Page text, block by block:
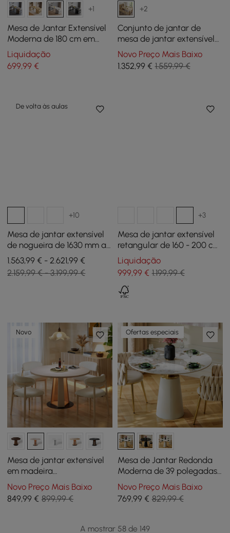
+1
Mesa de Jantar Extensível
Moderna de 180 cm em
Madeira Branca com
Aparador, para 2-4 Pessoas
Liquidação
699,99 €
+2
Conjunto de jantar de
mesa de jantar extensível
de 70,9" Natural com 6
cadeiras
Novo Preço Mais Baixo
1.352,99€ 1.559,99 €
De volta às aulas
+10
Mesa de jantar extensível
de nogueira de 1630 mm a
2030 mm e 6 cadeiras de
jantar de rattan Walnut
Japandi
1.563,99 € - 2.621,99 €
2.159,99 € - 3.199,99 €
+3
Mesa de jantar extensível
retangular de 160 - 200 cm
em estilo rústico na cor
cinza
Liquidação
999,99€ 1.199,99 €
Novo
Mesa de jantar extensível
em madeira
esbranquiçada de 91-119 cm
com luz LED, para 2-4
pessoas
Novo Preço Mais Baixo
849,99 € 899,99 €
Ofertas especiais
Mesa de Jantar Redonda
Moderna de 39 polegadas
em Pedra Sinterizada
Brilhante com Base
Revestida a Pele, 2 Lugares
Novo Preço Mais Baixo
769,99€ 829,99 €
A mostrar 58 de 149